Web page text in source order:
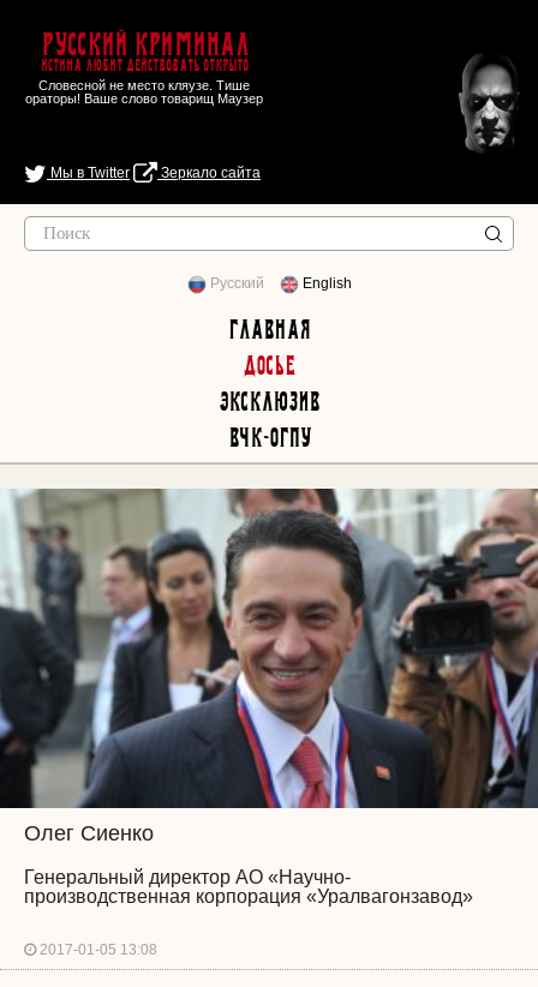
Русский Криминал
Истина любит действовать открыто
Словесной не место кляузе. Тише
ораторы! Ваше слово товарищ Маузер
Мы в Twitter Зеркало сайта
Русский English
Главная
Досье
Эксклюзив
ВЧК-ОГПУ
Олег Сиенко
Генеральный директор АО «Научно-
производственная корпорация «Уралвагонзавод»
2017-01-05 13:08